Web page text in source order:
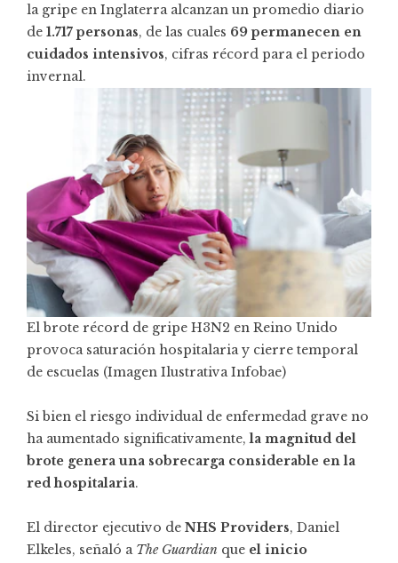
la gripe en Inglaterra alcanzan un promedio diario
de 1.717 personas, de las cuales 69 permanecen en
cuidados intensivos, cifras récord para el periodo
invernal.
El brote récord de gripe H3N2 en Reino Unido
provoca saturación hospitalaria y cierre temporal
de escuelas (Imagen Ilustrativa Infobae)
Si bien el riesgo individual de enfermedad grave no
ha aumentado significativamente,la magnitud del
brote genera una sobrecarga considerable en la
red hospitalaria.
El director ejecutivo de NHS Providers, Daniel
Elkeles, señaló a The Guardian que el inicio